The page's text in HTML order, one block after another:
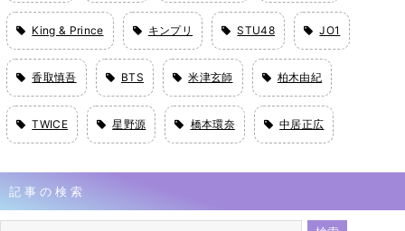
King & Prince キンプリ STU48 JO1
香取慎吾 BTS 米津玄師 柏木由紀
TWICE 星野源 橋本環奈 中居正広
記事の検索